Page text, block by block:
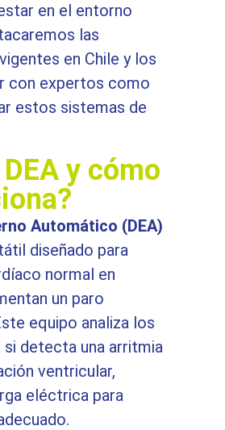
en el entorno
las
en Chile y los
con expertos como
estos sistemas de
y cómo
Automático (DEA)
diseñado para
normal en
un paro
equipo analiza los
detecta una arritmia
ventricular,
eléctrica para